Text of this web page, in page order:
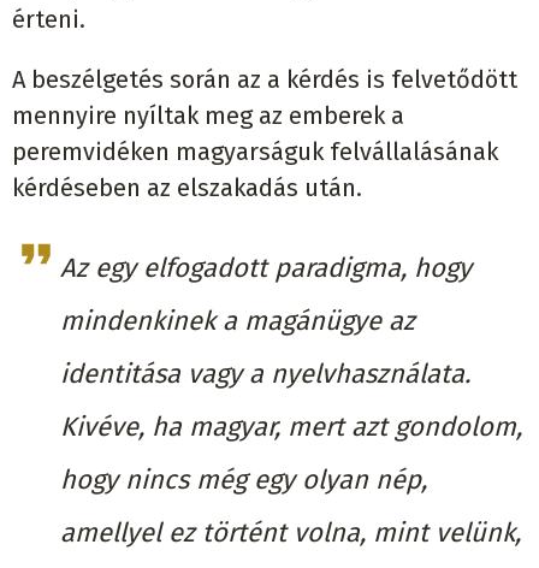
érteni.
A beszélgetés során az a kérdés is felvetődött
mennyire nyíltak meg az emberek a
peremvidéken magyarságuk felvállalásának
kérdéseben az elszakadás után.
Az egy elfogadott paradigma, hogy
mindenkinek a magánügye az
identitása vagy a nyelvhasználata.
Kivéve, ha magyar, mert azt gondolom,
hogy nincs még egy olyan nép,
amellyel ez történt volna, mint velünk,